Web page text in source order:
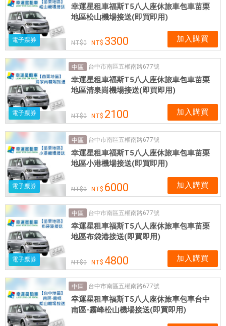
電子票券
幸運星租車福斯T5八人座休旅車包車苗栗
地區松山機場接送(即買即用)
0 3300 加入購買
電子票券
中區 台中市南區五權南路677號
幸運星租車福斯T5八人座休旅車包車苗栗
地區清泉崗機場接送(即買即用)
0 2100 加入購買
電子票券
中區 台中市南區五權南路677號
幸運星租車福斯T5八人座休旅車包車苗栗
地區小港機場接送(即買即用)
0 6000 加入購買
電子票券
中區 台中市南區五權南路677號
幸運星租車福斯T5八人座休旅車包車苗栗
地區布袋港接送(即買即用)
0 4800 加入購買
中區 台中市南區五權南路677號
幸運星租車福斯T5八人座休旅車包車台中
南區-霧峰松山機場接送(即買即用)